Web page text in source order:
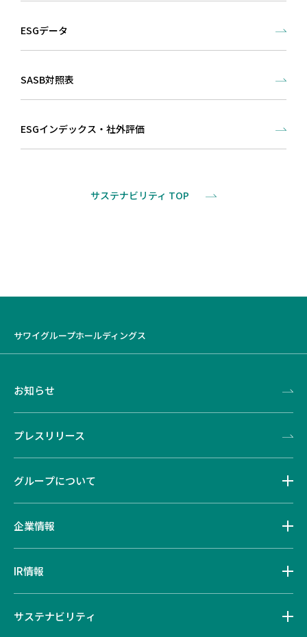
ESGデータ
SASB対照表
ESGインデックス・社外評価
サステナビリティ TOP
サワイグループホールディングス
お知らせ
プレスリリース
グループについて
企業情報
IR情報
サステナビリティ